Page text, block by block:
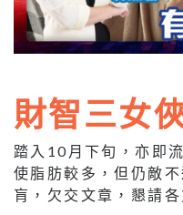
財智三女
踏入10月下旬，亦即
使脂肪較多，但仍敵
肓，欠交文章，懇請各